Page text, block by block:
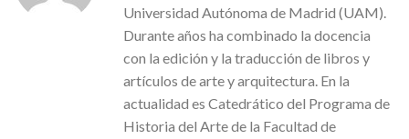
Universidad Autónoma de Madrid (UAM).
Durante años ha combinado la docencia
con la edición y la traducción de libros y
artículos de arte y arquitectura. En la
actualidad es Catedrático del Programa de
Historia del Arte de la Facultad de